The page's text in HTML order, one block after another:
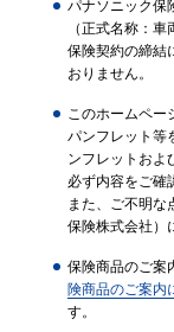
パナソニック保
（正式名称：
保険契約の締結
おりません。
このホームペー
パンフレット等
ンフレットおよ
必ず内容をご確
また、ご不明な
保険株式会社）
保険商品のご案
険商品のご案内
す。